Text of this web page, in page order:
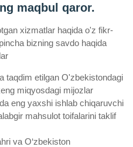
maqbul qaror.
xizmatlar haqida o'z fikr-
bizning savdo haqida
taqdim etilgan O'zbekistondagi
miqyosdagi mijozlar
eng yaxshi ishlab chiqaruvchi
mahsulot toifalarini taklif
va O‘zbekiston